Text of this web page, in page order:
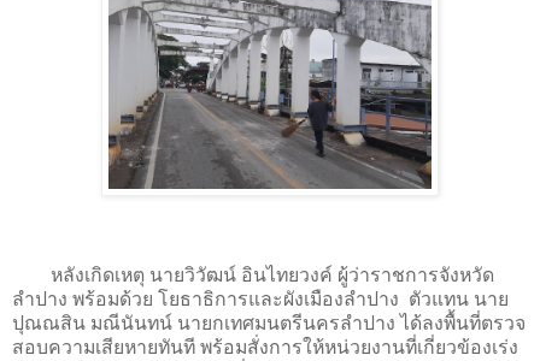
หลังเกิดเหตุ นายวิวัฒน์ อินไทยวงค์ ผู้ว่าราชการจังหวัด
ลำปาง พร้อมด้วย โยธาธิการและผังเมืองลำปาง ตัวแทน นาย
ปุณณสิน มณีนันทน์ นายกเทศมนตรีนครลำปาง ได้ลงพื้นที่ตรวจ
สอบความเสียหายทันที พร้อมสั่งการให้หน่วยงานที่เกี่ยวข้องเร่ง